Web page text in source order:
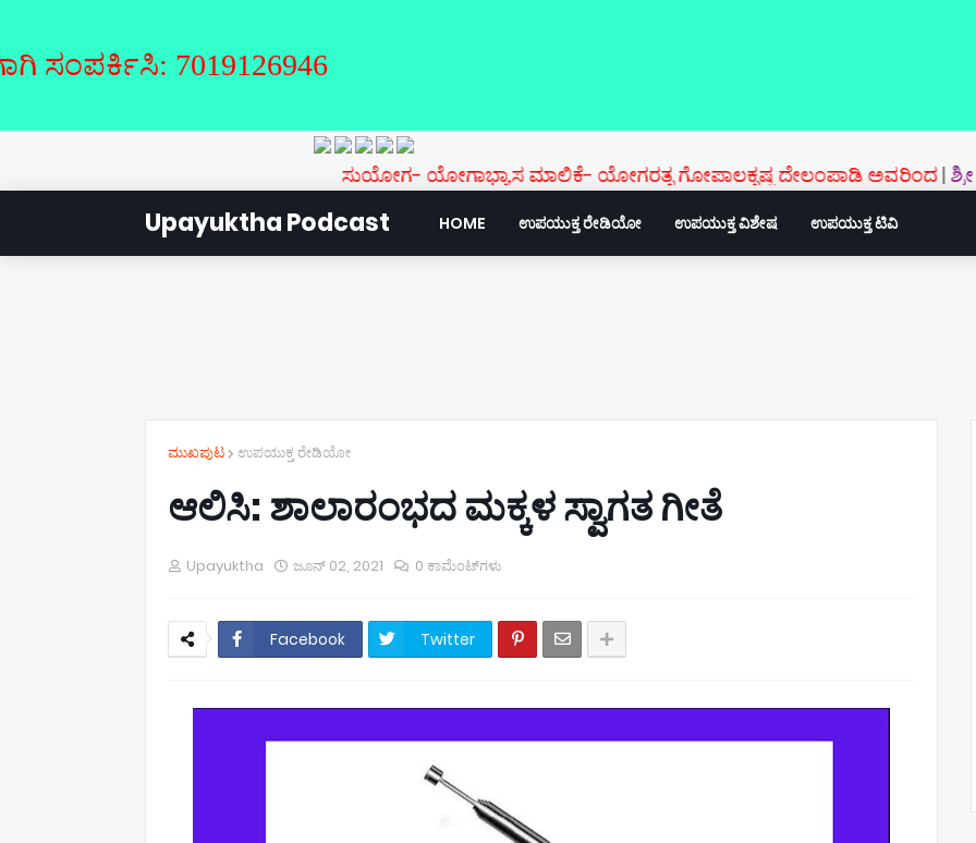
7019126946
ಸುಯೋಗ- ಯೋಗಾಭ್ಯಾಸ ಮಾಲಿಕೆ- ಯೋಗರತ್ನ ಗೋಪಾಲಕೃಷ್ಣ ದೇಲಂಪಾಡಿ ಅವರಿಂದ |ಶ್ರೀ
Upayuktha Podcast HOME ಉಪಯುಕ್ತ ರೇಡಿಯೋ ಉಪಯುಕ್ತ ವಿಶೇಷ ಉಪಯುಕ್ತ ಟಿವಿ
ಮುಖಪುಟ ಉಪಯುಕ್ತ ರೇಡಿಯೋ
ಆಲಿಸಿ: ಶಾಲಾರಂಭದ ಮಕ್ಕಳ ಸ್ವಾಗತ ಗೀತೆ
Upayuktha ಜೂನ್ 02, 2021 0 ಕಾಮೆಂಟ್‌ಗಳು
Facebook Twitter